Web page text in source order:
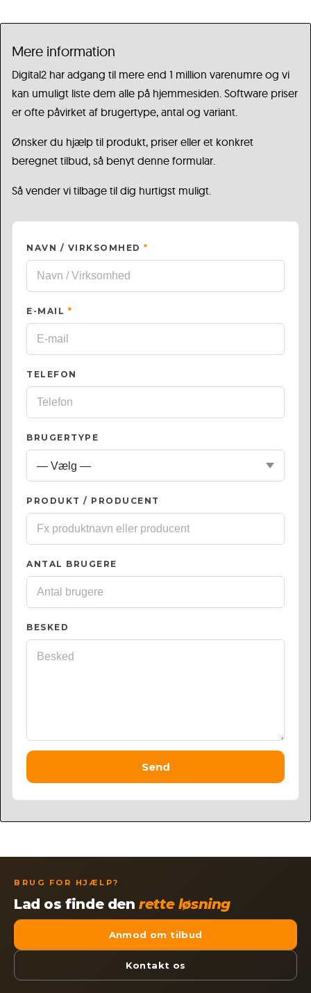
Mere information
Digital2 har adgang til mere end 1 million varenumre og vi
kan umuligt liste dem alle på hjemmesiden. Software priser
er ofte påvirket af brugertype, antal og variant.
Ønsker du hjælp til produkt, priser eller et konkret
beregnet tilbud, så benyt denne formular.
Så vender vi tilbage til dig hurtigst muligt.
NAVN / VIRKSOMHED *
E-MAIL *
TELEFON
BRUGERTYPE
PRODUKT / PRODUCENT
ANTAL BRUGERE
BESKED
Send
BRUG FOR HJÆLP?
Lad os finde denrette løsning
Anmod om tilbud
Kontakt os